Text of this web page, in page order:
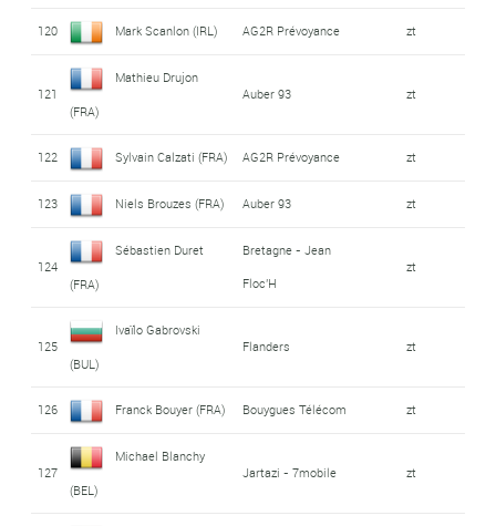
120 Mark Scanlon (IRL) AG2R Prévoyance zt
121
Mathieu Drujon
(FRA)
Auber 93 zt
122 Sylvain Calzati (FRA) AG2R Prévoyance zt
123 Niels Brouzes (FRA) Auber 93 zt
124
Sébastien Duret
(FRA)
Bretagne - Jean
Floc'H
zt
125
Ivaïlo Gabrovski
(BUL)
Flanders zt
126 Franck Bouyer (FRA) Bouygues Télécom zt
127
Michael Blanchy
(BEL)
Jartazi - 7mobile zt